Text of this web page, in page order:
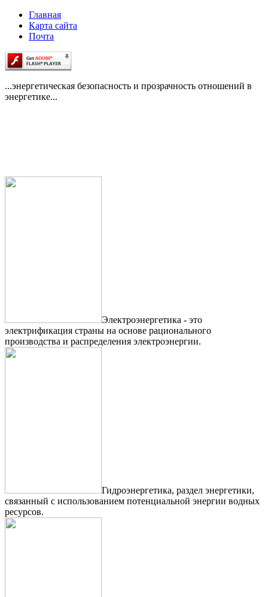
Главная
Карта сайта
Почта
...энергетическая безопасность и прозрачность отношений в
энергетике...
Электроэнергетика - это
электрификация страны на основе рационального
производства и распределения электроэнергии.
Гидроэнергетика, раздел энергетики,
связанный с использованием потенциальной энергии водных
ресурсов.